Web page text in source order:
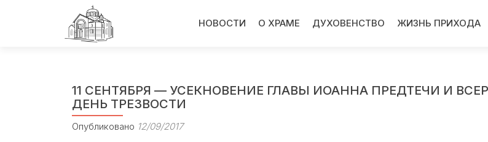
кНОВОСТИ О ХРАМЕ ДУХОВЕНСТВО ЖИЗНЬ ПРИХОДА
11 СЕНТЯБРЯ — УСЕКНОВЕНИЕ ГЛАВЫ ИОАННА ПРЕДТЕЧИ И
ДЕНЬ ТРЕЗВОСТИ
Опубликовано 12/09/2017